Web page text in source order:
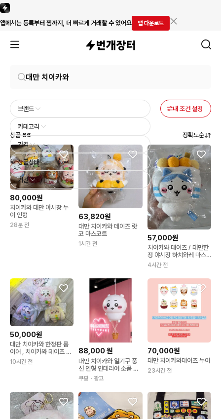
앱에서는 등록부터 찜까지, 더 빠르게 거래할 수 있어요 앱 다운로드
브랜드
카테고리
가격
상품상태
기간
내 조건 설정
상품 66 정확도순
80,000원
치이카와 대만 야시장 누
이 인형
28분 전
63,820원
대만 치이카와 데이즈 랏
코 마스코트
1시간 전
57,000원
치이카와 데이즈 / 대만한
정 야시장 하치와레 마스
코트
4시간 전
50,000원
대만 치이카와 한정판 롭
이어 , 치이카와 데이즈 하
치와레 우삭이 미개봉 판
10시간 전
88,000원
대만 치이카와 열기구 풍
선 인형 인테리어 소품 굿
즈Chiikawa x Taiwan I
nternational Balloon F
estival 1개
쿠팡 ・광고
70,000원
대만 치이카와데이즈 누이
23시간 전